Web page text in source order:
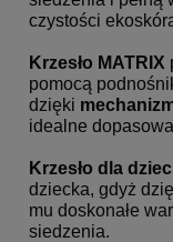
czystości
Krzesło MATRIX
pomocą
dzięki
idealne
Krzesło dla
dziecka, gdyż
mu doskonałe
siedzenia.